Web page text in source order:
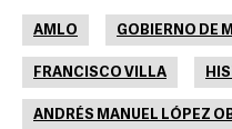
AMLO GOBIERNO DE
FRANCISCO VILLA
ANDRÉS MANUEL LÓPEZ